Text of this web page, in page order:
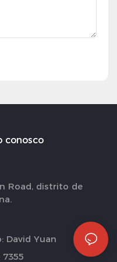
conosco
Road, distrito de
David Yuan
7355